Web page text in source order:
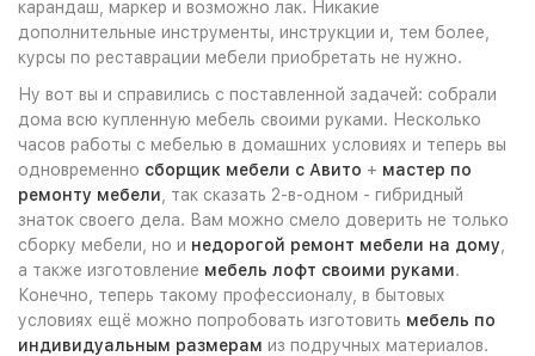
карандаш, маркер и возможно лак. Никакие
дополнительные инструменты, инструкции и, тем более,
курсы по реставрации мебели приобретать не нужно.
Ну вот вы и справились с поставленной задачей: собрали
дома всю купленную мебель своими руками. Несколько
часов работы с мебелью в домашних условиях и теперь вы
одновременно сборщик мебели с Авито + мастер по
ремонту мебели , так сказать 2-в-одном - гибридный
знаток своего дела. Вам можно смело доверить не только
сборку мебели, но и недорогой ремонт мебели на дому
а также изготовление мебель лофт своими руками.
Конечно, теперь такому профессионалу, в бытовых
условиях ещё можно попробовать изготовить мебель по
индивидуальным размерам из подручных материалов.